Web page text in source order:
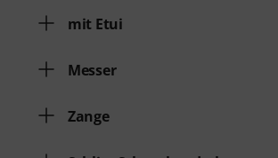
mit Etui
Messer
Zange